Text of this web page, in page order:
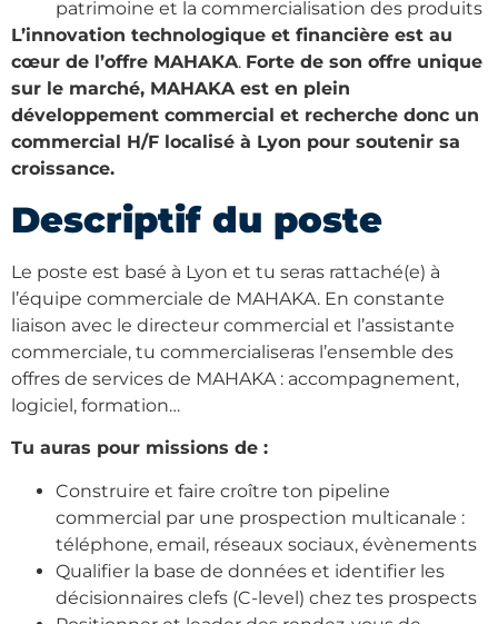
patrimoine et la commercialisation des produits
L’innovation technologique et financière est au
cœur de l’offre MAHAKA. Forte de son offre unique
sur le marché, MAHAKA est en plein
développement commercial et recherche donc un
commercial H/F localisé à Lyon pour soutenir sa
croissance.
Descriptif du poste
Le poste est basé à Lyon et tu seras rattaché(e) à
l’équipe commerciale de MAHAKA. En constante
liaison avec le directeur commercial et l’assistante
commerciale, tu commercialiseras l’ensemble des
offres de services de MAHAKA : accompagnement,
logiciel, formation…
Tu auras pour missions de :
Construire et faire croître ton pipeline
commercial par une prospection multicanale :
téléphone, email, réseaux sociaux, évènements
Qualifier la base de données et identifier les
décisionnaires clefs (C-level) chez tes prospects